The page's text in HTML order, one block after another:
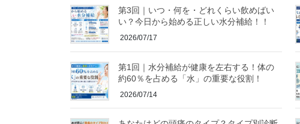
第3回｜いつ・何を・どれくらい飲めばい
い？今日から始める正しい水分補給！！
2026/07/17
第1回｜水分補給が健康を左右する！体の
約60％を占める「水」の重要な役割！
2026/07/14